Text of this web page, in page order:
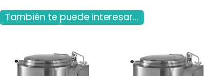
También te puede interesar...